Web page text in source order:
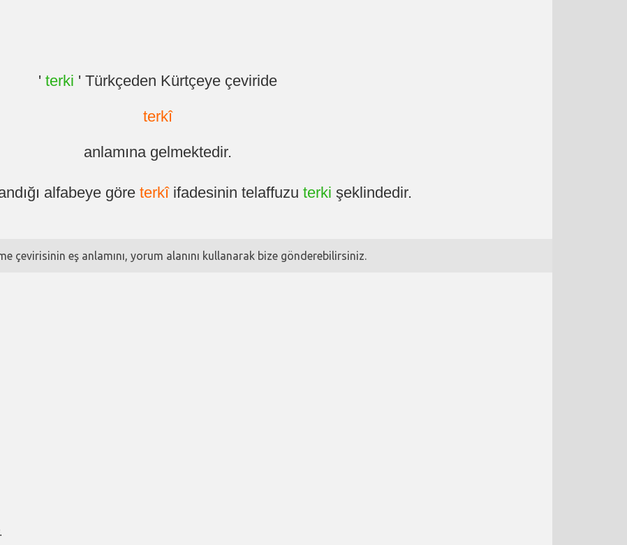
' terki ' Türkçeden Kürtçeye çeviride
terkî
anlamına gelmektedir.
alfabeye göre terkîifadesinin telaffuzu terki şeklindedir.
çevirisinin eş anlamını, yorum alanını kullanarak bize gönderebilirsiniz.